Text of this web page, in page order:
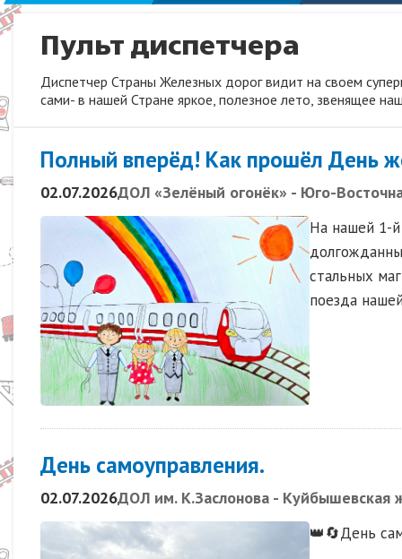
Пульт диспетчера
Диспетчер Страны Железных дорог видит на своем
сами- в нашей Стране яркое, полезное лето, звенящее
Полный вперёд! Как прошёл День
02.07.2026ДОЛ «Зелёный огонёк» - Юго-
На нашей 1-
стальных
поезда
День самоуправления.
02.07.2026ДОЛ им. К.Заслонова - Куйбышевская
👑🔄День